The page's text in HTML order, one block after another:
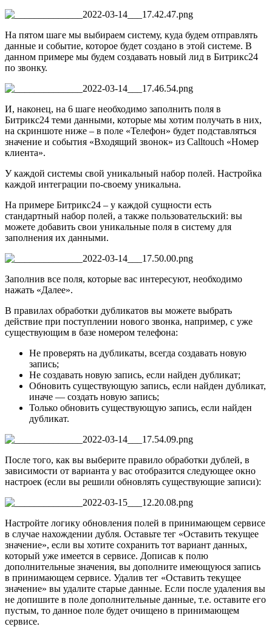
На пятом шаге мы выбираем систему, куда будем отправлять
данные и событие, которое будет создано в этой системе. В
данном примере мы будем создавать новый лид в Битрикс24
по звонку.
И, наконец, на 6 шаге необходимо заполнить поля в
Битрикс24 теми данными, которые мы хотим получать в них,
на скриншоте ниже – в поле «Телефон» будет подставляться
значение и события «Входящий звонок» из Calltouch «Номер
клиента».
У каждой системы свой уникальный набор полей. Настройка
каждой интеграции по-своему уникальна.
На примере Битрикс24 – у каждой сущности есть
стандартный набор полей, а также пользовательский: вы
можете добавить свои уникальные поля в систему для
заполнения их данными.
Заполнив все поля, которые вас интересуют, необходимо
нажать «Далее».
В правилах обработки дубликатов вы можете выбрать
действие при поступлении нового звонка, например, с уже
существующим в базе номером телефона:
Не проверять на дубликаты, всегда создавать новую
запись;
Не создавать новую запись, если найден дубликат;
Обновить существующую запись, если найден дубликат,
иначе — создать новую запись;
Только обновить существующую запись, если найден
дубликат.
После того, как вы выберите правило обработки дублей, в
зависимости от варианта у вас отобразится следующее окно
настроек (если вы решили обновлять существующие записи):
Настройте логику обновления полей в принимающем сервисе
в случае нахождении дубля. Оставьте тег «Оставить текущее
значение», если вы хотите сохранить тот вариант данных,
который уже имеется в сервисе. Дописав к полю
дополнительные значения, вы дополните имеющуюся запись
в принимающем сервисе. Удалив тег «Оставить текущее
значение» вы удалите старые данные. Если после удаления вы
не допишите в поле дополнительные данные, т.е. оставите его
пустым, то данное поле будет очищено в принимающем
сервисе.